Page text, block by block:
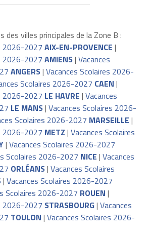
des villes principales de la Zone B :
2026-2027 AIX-EN-PROVENCE |
2026-2027 AMIENS| Vacances
ANGERS| Vacances Scolaires 2026-
Scolaires 2026-2027 CAEN |
2026-2027 LE HAVRE | Vacances
LE MANS| Vacances Scolaires 2026-
Scolaires 2026-2027 MARSEILLE |
2026-2027 METZ | Vacances Scolaires
| Vacances Scolaires 2026-2027
Scolaires 2026-2027 NICE | Vacances
ORLÉANS| Vacances Scolaires
| Vacances Scolaires 2026-2027
Scolaires 2026-2027 ROUEN |
2026-2027 STRASBOURG| Vacances
TOULON | Vacances Scolaires 2026-